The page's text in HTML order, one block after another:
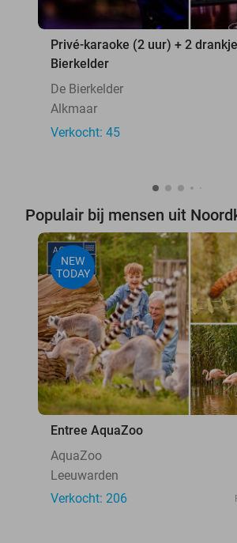
Privé-karaoke (2 uur) + 2
Bierkelder
De Bierkelder
Alkmaar
Verkocht: 45
Populair bij mensen uit
NEW
TODAY
Entree AquaZoo
AquaZoo
Leeuwarden
Verkocht: 206